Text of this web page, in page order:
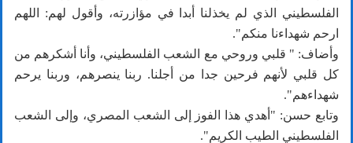
الفلسطيني الذي لم يخذلنا أبدا في مؤازرته، وأقول لهم: اللهم
ارحم شهداءنا منكم".
وأضاف: " قلبي وروحي مع الشعب الفلسطيني، وأنا أشكرهم من
كل قلبي لأنهم فرحين جدا من أجلنا. ربنا ينصرهم، وربنا يرحم
شهداءهم".
وتابع حسن: "أهدي هذا الفوز إلى الشعب المصري، وإلى الشعب
الفلسطيني الطيب الكريم".